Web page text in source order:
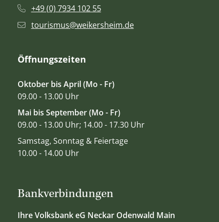
Bankverbindungen
Ihre Volksbank eG Neckar Odenwald Main
+49 (0) 7934 102 55
tourismus@weikersheim.de
Öffnungszeiten
Oktober bis April (Mo - Fr)
09.00 - 13.00 Uhr
Mai bis September (Mo - Fr)
09.00 - 13.00 Uhr; 14.00 - 17.30 Uhr
Samstag, Sonntag & Feiertage
10.00 - 14.00 Uhr